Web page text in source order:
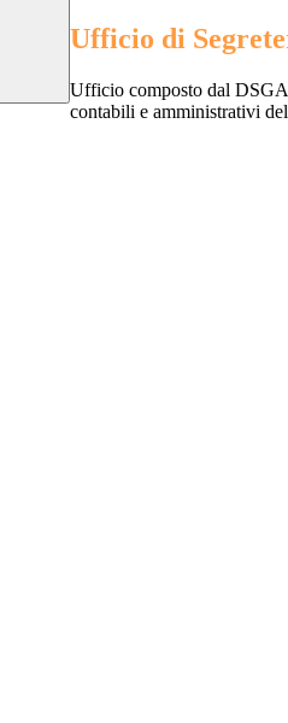
Ufficio di
Ufficio composto dal
contabili e amministrativi